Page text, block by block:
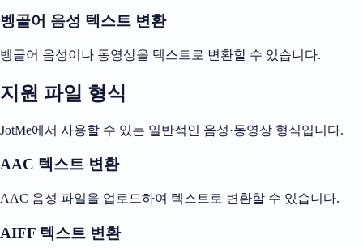
벵골어 음성 텍스트 변환
벵골어 음성이나 동영상을 텍스트로 변환할 수 있습니다.
지원 파일 형식
JotMe에서 사용할 수 있는 일반적인 음성·동영상 형식입니다.
AAC 텍스트 변환
AAC 음성 파일을 업로드하여 텍스트로 변환할 수 있습니다.
AIFF 텍스트 변환